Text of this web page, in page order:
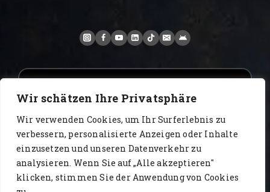
Wir schätzen Ihre Privatsphäre
Wir verwenden Cookies, um Ihr Surferlebnis zu
verbessern, personalisierte Anzeigen oder Inhalte
einzusetzen und unseren Datenverkehr zu
analysieren. Wenn Sie auf „Alle akzeptieren"
klicken, stimmen Sie der Anwendung von Cookies
www.AlbertoIT.com 2026 FoxKaffee Kaffeerösterei